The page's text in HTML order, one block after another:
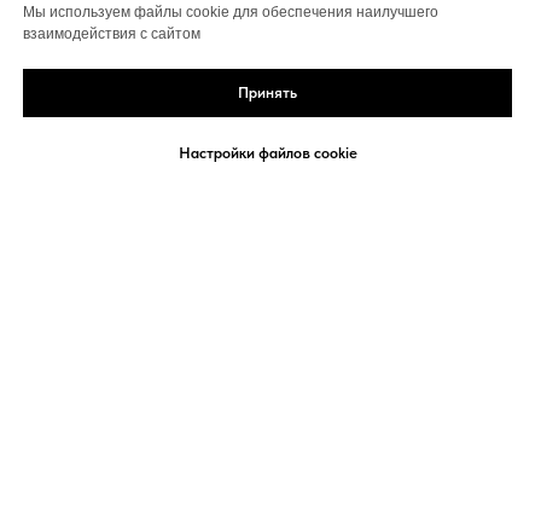
Мы используем файлы cookie для обеспечения наилучшего
взаимодействия с сайтом
Принять
Настройки файлов cookie